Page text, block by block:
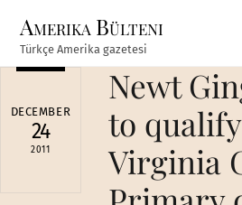
content
Amerika Bülteni
Türkçe Amerika gazetesi
DECEMBER
24
2011
Newt
to
Virginia